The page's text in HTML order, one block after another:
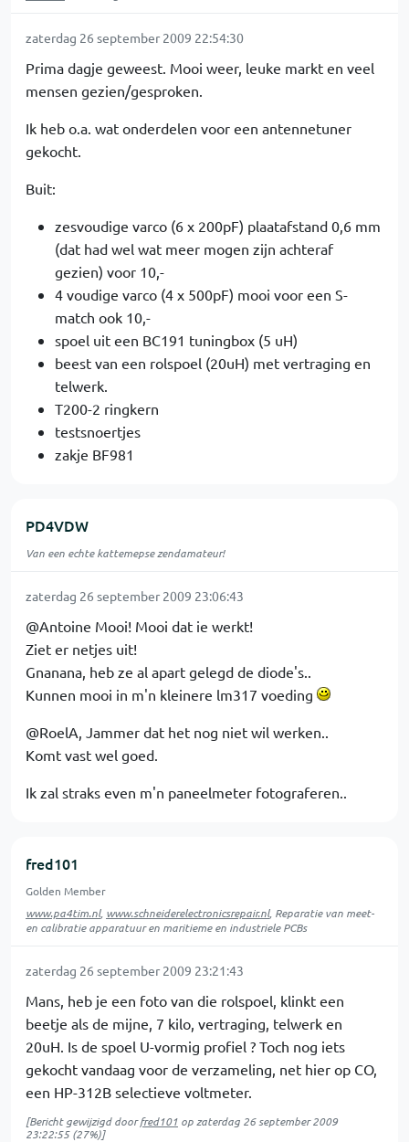
zaterdag 26 september 2009 22:54:30
Prima dagje geweest. Mooi weer, leuke markt en veel
mensen gezien/gesproken.
Ik heb o.a. wat onderdelen voor een antennetuner
gekocht.
Buit:
zesvoudige varco (6 x 200pF) plaatafstand 0,6 mm
(dat had wel wat meer mogen zijn achteraf
gezien) voor 10,-
4 voudige varco (4 x 500pF) mooi voor een S-
match ook 10,-
spoel uit een BC191 tuningbox (5 uH)
beest van een rolspoel (20uH) met vertraging en
telwerk.
T200-2 ringkern
testsnoertjes
zakje BF981
PD4VDW
Van een echte kattemepse zendamateur!
zaterdag 26 september 2009 23:06:43
@Antoine Mooi! Mooi dat ie werkt!
Ziet er netjes uit!
Gnanana, heb ze al apart gelegd de diode's..
Kunnen mooi in m'n kleinere lm317 voeding
@RoelA, Jammer dat het nog niet wil werken..
Komt vast wel goed.
Ik zal straks even m'n paneelmeter fotograferen..
fred101
Golden Member
www.pa4tim.nl, www.schneiderelectronicsrepair.nl, Reparatie van meet-
en calibratie apparatuur en maritieme en industriele PCBs
zaterdag 26 september 2009 23:21:43
Mans, heb je een foto van die rolspoel, klinkt een
beetje als de mijne, 7 kilo, vertraging, telwerk en
20uH. Is de spoel U-vormig profiel ? Toch nog iets
gekocht vandaag voor de verzameling, net hier op CO,
een HP-312B selectieve voltmeter.
[Bericht gewijzigd doorfred101 op zaterdag 26 september 2009
23:22:55(27%)]